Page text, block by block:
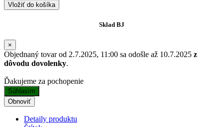
Vložiť do košíka
Sklad BJ
×
Objednaný tovar od 2.7.2025, 11:00 sa odošle až 10.7.2025 z
dôvodu dovolenky.
Ďakujeme za pochopenie
Súhlasím
Detaily produktu